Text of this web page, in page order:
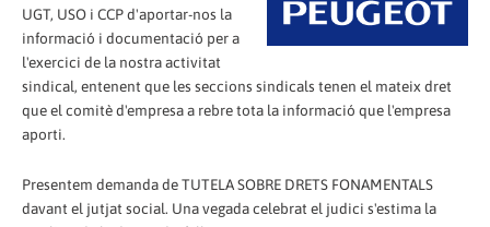
UGT, USO i CCP d'aportar-nos la
informació i documentació per a
l'exercici de la nostra activitat
sindical, entenent que les seccions sindicals tenen el mateix dret
que el comitè d'empresa a rebre tota la informació que l'empresa
aporti.
Presentem demanda de TUTELA SOBRE DRETS FONAMENTALS
davant el jutjat social. Una vegada celebrat el judici s'estima la